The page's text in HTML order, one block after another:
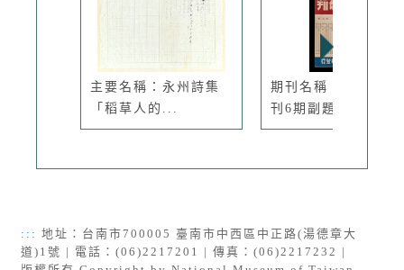
主要名稱：永州詩集
「稻草人的...
期刊名稱：創世紀詩
刊6期副題...
::: 地址：台南市700005 臺南市中西區中正路(湯德章大
道)1號 | 電話：(06)2217201 | 傳真：(06)2217232 |